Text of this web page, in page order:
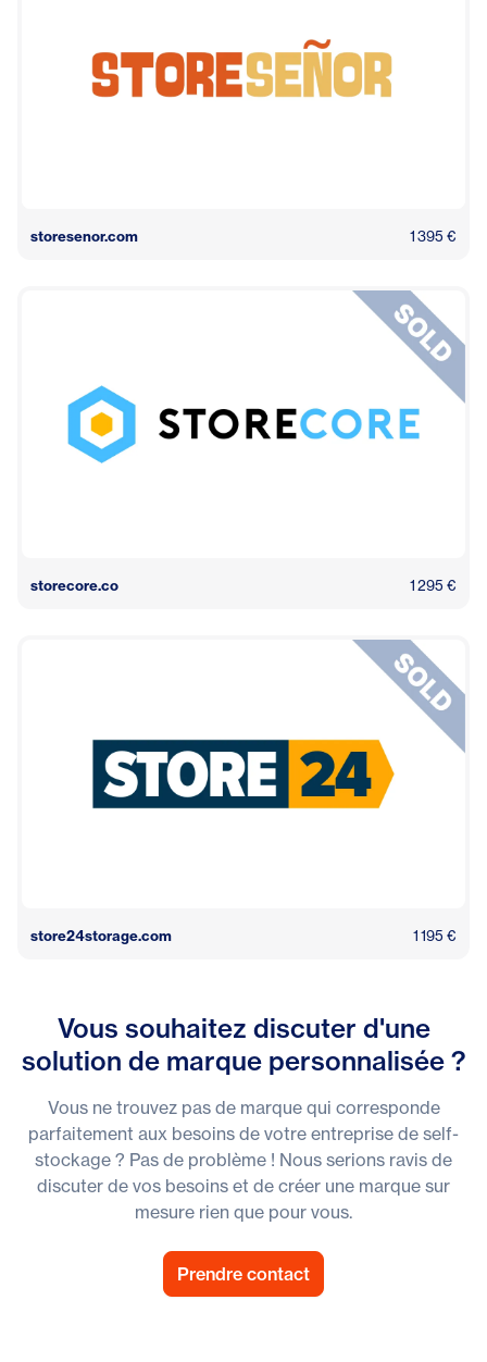
storesenor.com 1 395 €
storecore.co 1 295 €
store24storage.com 1 195 €
Vous souhaitez discuter d'une
solution de marque personnalisée ?
Vous ne trouvez pas de marque qui corresponde
parfaitement aux besoins de votre entreprise de self-
stockage ? Pas de problème ! Nous serions ravis de
discuter de vos besoins et de créer une marque sur
mesure rien que pour vous.
Prendre contact